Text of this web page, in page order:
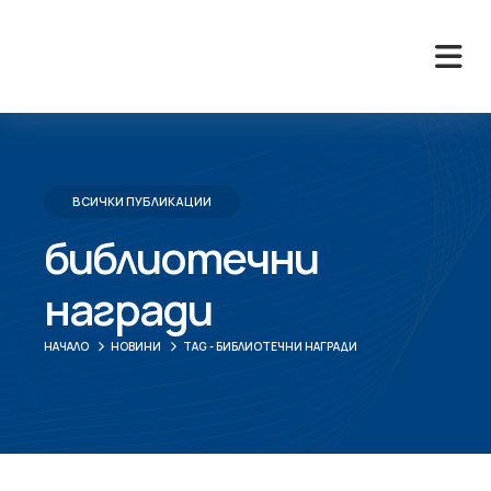
ВСИЧКИ ПУБЛИКАЦИИ
библиотечни
награди
НАЧАЛО НОВИНИ TAG -БИБЛИОТЕЧНИ НАГРАДИ